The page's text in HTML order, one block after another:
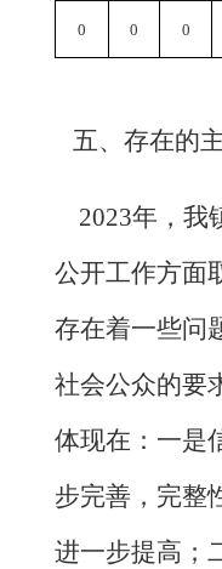
0 0 0
五、存在的
2023年，我
公开工作方面
存在着一些问
社会公众的要
体现在：一是
步完善，完整
进一步提高；